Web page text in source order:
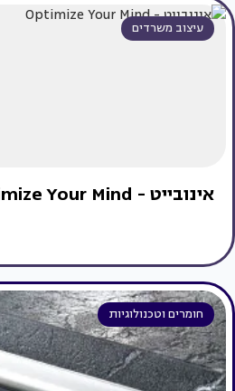
עיצוב משרדים
אינובייט - Optimize Your Mind
חומרים וטכנולוגיות